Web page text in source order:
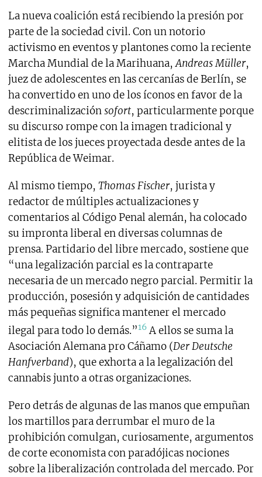
La nueva coalición está recibiendo la presión por
parte de la sociedad civil. Con un notorio
activismo en eventos y plantones como la reciente
Marcha Mundial de la Marihuana,Andreas Müller,
juez de adolescentes en las cercanías de Berlín, se
ha convertido en uno de los íconos en favor de la
descriminalizaciónsofort, particularmente porque
su discurso rompe con la imagen tradicional y
elitista de los jueces proyectada desde antes de la
República de Weimar.
Al mismo tiempo, Thomas Fischer, jurista y
redactor de múltiples actualizaciones y
comentarios al Código Penal alemán, ha colocado
su impronta liberal en diversas columnas de
prensa. Partidario del libre mercado, sostiene que
“una legalización parcial es la contraparte
necesaria de un mercado negro parcial. Permitir la
producción, posesión y adquisición de cantidades
más pequeñas significa mantener el mercado
ilegal para todo lo demás.”16A ellos se suma la
Asociación Alemana pro Cáñamo (Der Deutsche
Hanfverband), que exhorta a la legalización del
cannabis junto a otras organizaciones.
Pero detrás de algunas de las manos que empuñan
los martillos para derrumbar el muro de la
prohibición comulgan, curiosamente, argumentos
de corte economista con paradójicas nociones
sobre la liberalización controlada del mercado. Por